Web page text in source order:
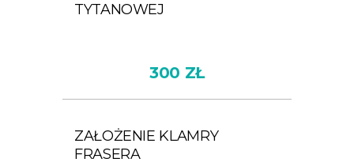
TYTANOWEJ
300 ZŁ
ZAŁOŻENIE KLAMRY
FRASERA